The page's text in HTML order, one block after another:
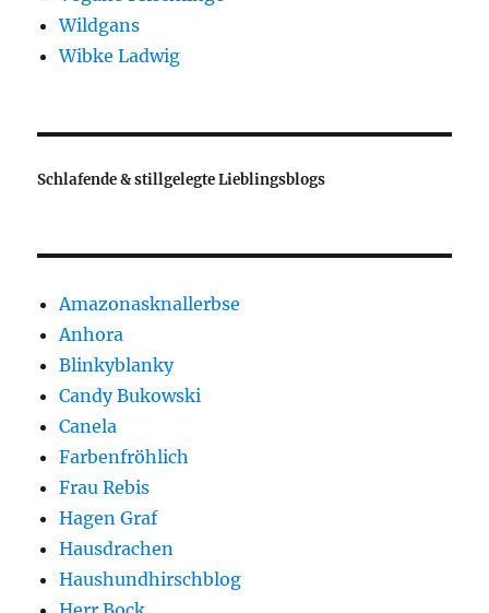
Wildgans
Wibke Ladwig
Schlafende & stillgelegte Lieblingsblogs
Amazonasknallerbse
Anhora
Blinkyblanky
Candy Bukowski
Canela
Farbenfröhlich
Frau Rebis
Hagen Graf
Hausdrachen
Haushundhirschblog